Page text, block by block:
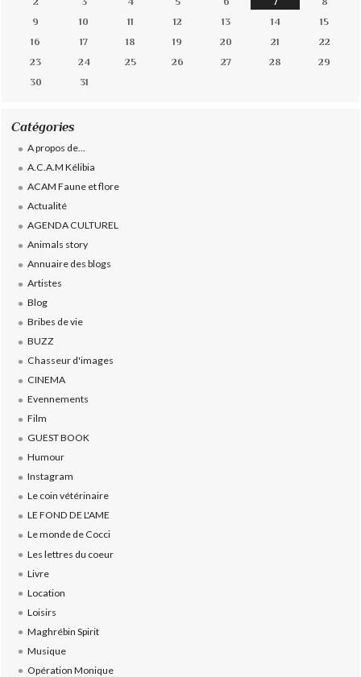
9
10 11 12 13 14
15
16
17 18 19 20 21
22
23
24 25 26 27 28
29
30
31
Catégories
A propos de...
A.C.A.M Kélibia
ACAM Faune et flore
Actualité
AGENDA CULTUREL
Animals story
Annuaire des blogs
Artistes
Blog
Bribes de vie
BUZZ
Chasseur d'images
CINEMA
Evennements
Film
GUEST BOOK
Humour
Instagram
Le coin vétérinaire
LE FOND DE L'AME
Le monde de Cocci
Les lettres du coeur
Livre
Location
Loisirs
Maghrébin Spirit
Musique
Opération Monique